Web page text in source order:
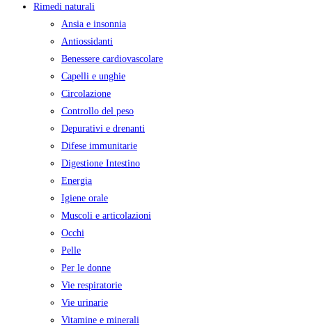
Rimedi naturali
Ansia e insonnia
Antiossidanti
Benessere cardiovascolare
Capelli e unghie
Circolazione
Controllo del peso
Depurativi e drenanti
Difese immunitarie
Digestione Intestino
Energia
Igiene orale
Muscoli e articolazioni
Occhi
Pelle
Per le donne
Vie respiratorie
Vie urinarie
Vitamine e minerali